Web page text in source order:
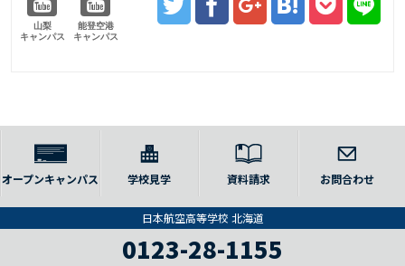
山梨
キャンパス
能登空港
キャンパス
オープンキャンパス 学校見学 資料請求 お問合わせ
日本航空高等学校 北海道
0123-28-1155